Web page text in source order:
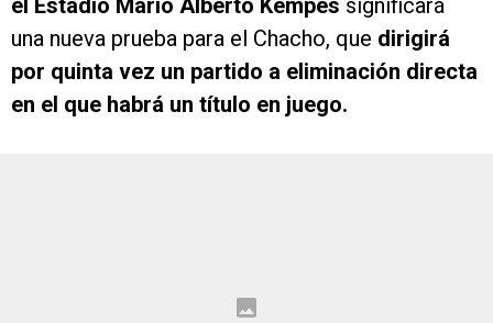
el Estadio Mario Alberto Kempes significará
una nueva prueba para el Chacho, que dirigirá
por quinta vez un partido a eliminación directa
en el que habrá un título en juego.